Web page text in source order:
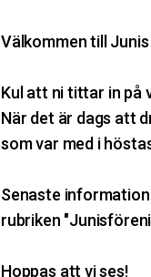
Välkommen till
Kul att ni tittar in på
När det är dags att
som var med i
Senaste
rubriken
Hoppas att vi ses!